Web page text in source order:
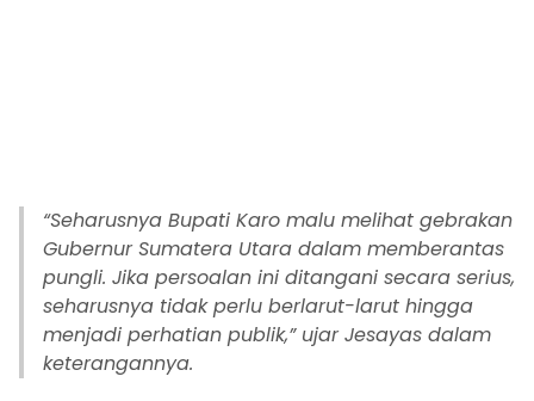
“Seharusnya Bupati Karo malu melihat gebrakan
Gubernur Sumatera Utara dalam memberantas
pungli. Jika persoalan ini ditangani secara serius,
seharusnya tidak perlu berlarut-larut hingga
menjadi perhatian publik,” ujar Jesayas dalam
keterangannya.